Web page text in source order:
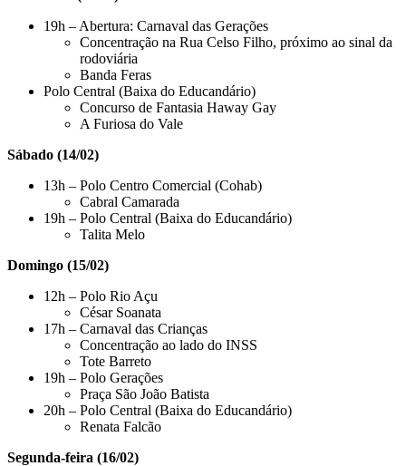
19h – Abertura: Carnaval das Gerações
Concentração na Rua Celso Filho, próximo ao sinal da
rodoviária
Banda Feras
Polo Central (Baixa do Educandário)
Concurso de Fantasia Haway Gay
A Furiosa do Vale
Sábado (14/02)
13h – Polo Centro Comercial (Cohab)
Cabral Camarada
19h – Polo Central (Baixa do Educandário)
Talita Melo
Domingo (15/02)
12h – Polo Rio Açu
César Soanata
17h – Carnaval das Crianças
Concentração ao lado do INSS
Tote Barreto
19h – Polo Gerações
Praça São João Batista
20h – Polo Central (Baixa do Educandário)
Renata Falcão
Segunda-feira (16/02)